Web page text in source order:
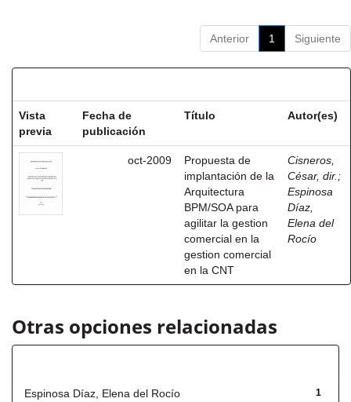
Anterior 1 Siguiente
Vista
previa
Fecha de
publicación
Título Autor(es)
oct-2009
Propuesta de
implantación de la
Arquitectura
BPM/SOA para
agilitar la gestion
comercial en la
gestion comercial
en la CNT
Cisneros,
César, dir. ;
Espinosa
Díaz,
Elena del
Rocío
Otras opciones relacionadas
1
Espinosa Díaz, Elena del Rocío